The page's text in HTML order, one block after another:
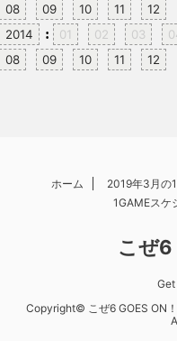
08
09 10 11
12
2014
: 01 02 03
08
09 10 11 12
ホーム 2019年3月の
1GAMEスケ
こぜ6
Copyright© こぜ6 GOES ON